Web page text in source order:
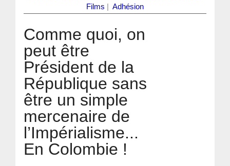
Films
Adhésion
Comme quoi, on
peut être
Président de la
République sans
être un simple
mercenaire de
l’Impérialisme...
En Colombie !